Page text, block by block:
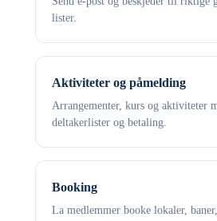
lister.
Aktiviteter og påmelding
Arrangementer, kurs og aktiviteter
deltakerlister og betaling.
Booking
La medlemmer booke lokaler,